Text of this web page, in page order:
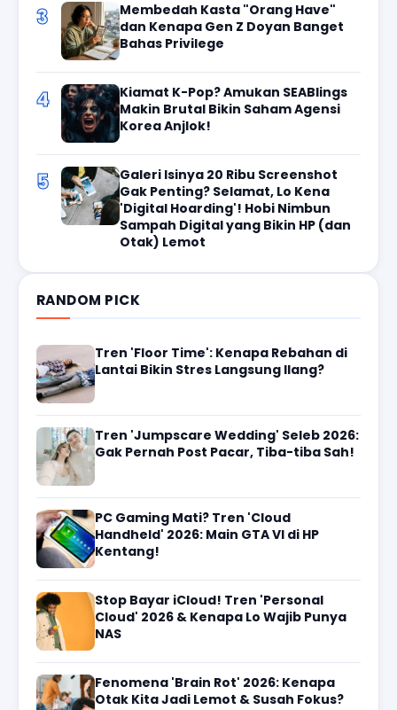
3
Membedah Kasta "Orang Have"
dan Kenapa Gen Z Doyan Banget
Bahas Privilege
4
Kiamat K-Pop? Amukan SEABlings
Makin Brutal Bikin Saham Agensi
Korea Anjlok!
5
Galeri Isinya 20 Ribu Screenshot
Gak Penting? Selamat, Lo Kena
'Digital Hoarding'! Hobi Nimbun
Sampah Digital yang Bikin HP (dan
Otak) Lemot
RANDOM PICK
Tren 'Floor Time': Kenapa Rebahan di
Lantai Bikin Stres Langsung Ilang?
Tren 'Jumpscare Wedding' Seleb 2026:
Gak Pernah Post Pacar, Tiba-tiba Sah!
PC Gaming Mati? Tren 'Cloud
Handheld' 2026: Main GTA VI di HP
Kentang!
Stop Bayar iCloud! Tren 'Personal
Cloud' 2026 & Kenapa Lo Wajib Punya
NAS
Fenomena 'Brain Rot' 2026: Kenapa
Otak Kita Jadi Lemot & Susah Fokus?